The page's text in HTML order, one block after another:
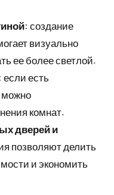
: создание
визуально
ее более светлой.
: если есть
можно
комнат.
дверей и
позволяют делить
и экономить